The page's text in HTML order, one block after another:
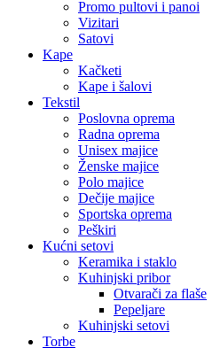
Promo pultovi i panoi
Vizitari
Satovi
Kape
Kačketi
Kape i šalovi
Tekstil
Poslovna oprema
Radna oprema
Unisex majice
Ženske majice
Polo majice
Dečije majice
Sportska oprema
Peškiri
Kućni setovi
Keramika i staklo
Kuhinjski pribor
Otvarači za flaše
Pepeljare
Kuhinjski setovi
Torbe